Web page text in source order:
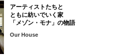
アーティストたちと
ともに紡いでいく家
「メゾン・モナ」の物語
Our House